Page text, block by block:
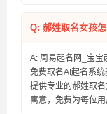
Q: 郝姓取名女孩
A: 周易起名网_宝宝
免费取名AI起名系
提供专业的郝姓取
寓意，免费为每位